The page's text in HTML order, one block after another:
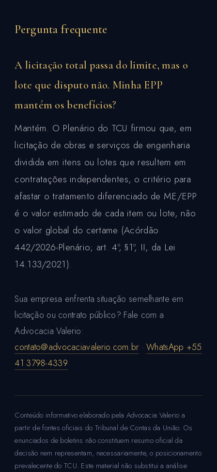
Pergunta frequente
A licitação total passa do limite, mas o
lote que disputo não. Minha EPP
mantém os benefícios?
Mantém. O Plenário do TCU firmou que, em
licitação de obras e serviços de engenharia
dividida em itens ou lotes que resultem em
contratações independentes, o critério para
afastar o tratamento diferenciado de ME/EPP
é o valor estimado de cada item ou lote, não
o valor global do certame (Acórdão
442/2026-Plenário; art. 4º, §1º, II, da Lei
14.133/2021).
Sua empresa enfrenta situação semelhante em
licitação ou contrato público? Fale com a
Advocacia Valerio:
contato@advocaciavalerio.com.br ·WhatsApp +55
41 3798-4339
Conteúdo informativo elaborado pela Advocacia Valerio a
partir de fontes oficiais do Tribunal de Contas da União. Os
enunciados de boletins não constituem resumo oficial da
decisão nem representam, necessariamente, o posicionamento
prevalecente do TCU. Este material não substitui a análise